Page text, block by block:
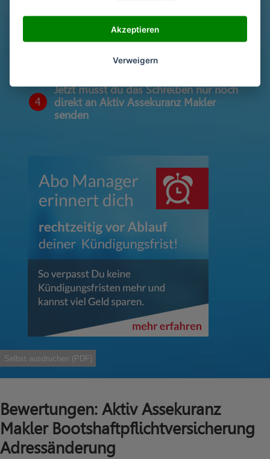
Unterschriebe das Schreiben mit deinem
Namen oder lade eine Unterschrift hoch
4
Jetzt musst du das Schreiben nur noch
direkt an Aktiv Assekuranz Makler
senden
Selbst ausdruchen (PDF)
Bewertungen: Aktiv Assekuranz
Makler Bootshaftpflichtversicherung
Adressänderung
Akzeptieren
Verweigern